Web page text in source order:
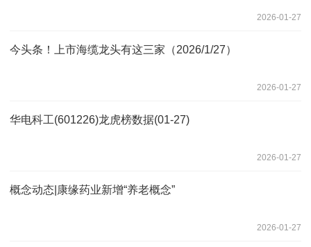
2026-01-27
今头条！上市海缆龙头有这三家（2026/1/27）
2026-01-27
华电科工(601226)龙虎榜数据(01-27)
2026-01-27
概念动态|康缘药业新增“养老概念”
2026-01-27